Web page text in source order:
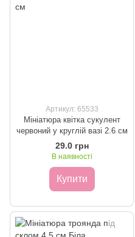
Артикул: 65533
Мініатюра квітка сукулент
червоний у круглій вазі 2.6 см
29.0 грн
В наявності
Купити